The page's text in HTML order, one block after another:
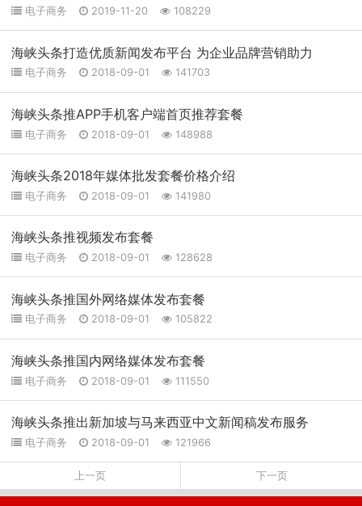
电子商务 2019-11-20 108229
海峡头条打造优质新闻发布平台 为企业品牌营销助力
电子商务 2018-09-01 141703
海峡头条推APP手机客户端首页推荐套餐
电子商务 2018-09-01 148988
海峡头条2018年媒体批发套餐价格介绍
电子商务 2018-09-01 141980
海峡头条推视频发布套餐
电子商务 2018-09-01 128628
海峡头条推国外网络媒体发布套餐
电子商务 2018-09-01 105822
海峡头条推国内网络媒体发布套餐
电子商务 2018-09-01 111550
海峡头条推出新加坡与马来西亚中文新闻稿发布服务
电子商务 2018-09-01 121966
上一页 下一页